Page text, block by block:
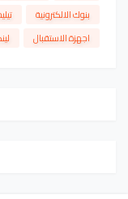
بنوك الالكترونية
اجهزة الاستقبال